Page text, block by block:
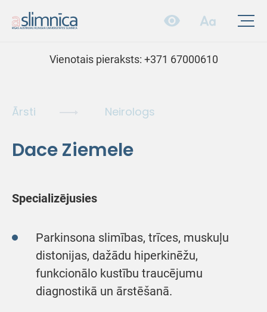
Vienotais pieraksts: +371 67000610
Ārsti Neirologs
Dace Ziemele
Specializējusies
Parkinsona slimības, trīces, muskuļu
distonijas, dažādu hiperkinēžu,
funkcionālo kustību traucējumu
diagnostikā un ārstēšanā.